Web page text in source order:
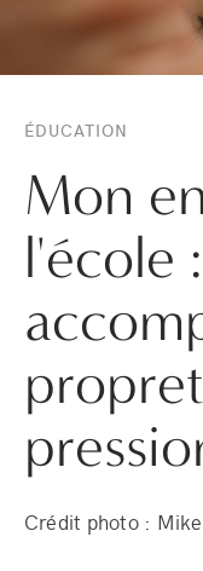
ÉDUCATION
Mon
l'école
Crédit photo :